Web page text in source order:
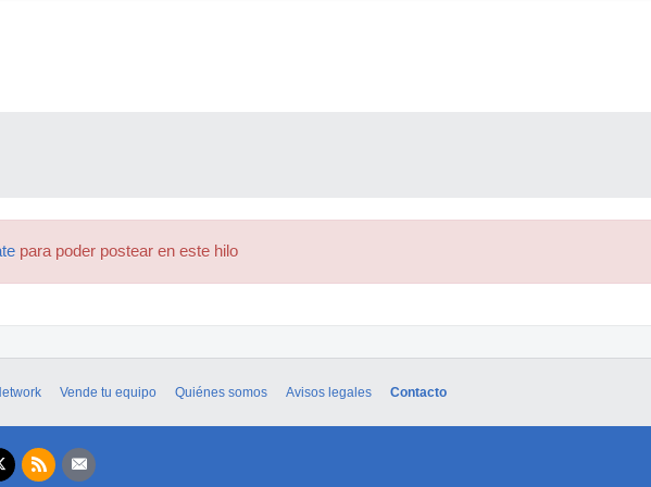
para poder postear en este hilo
Vende tu equipo Quiénes somos Avisos legales Contacto